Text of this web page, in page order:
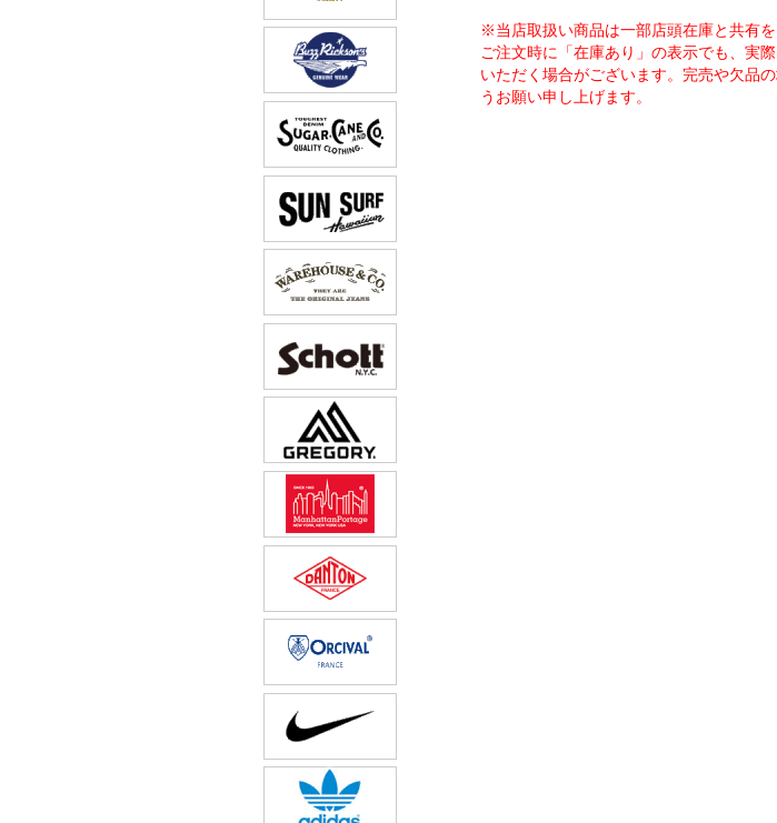
※当店取扱い商品は一部店頭在庫と共有を
ご注文時に「在庫あり」の表示でも、実
いただく場合がございます。完売や欠品
うお願い申し上げます。